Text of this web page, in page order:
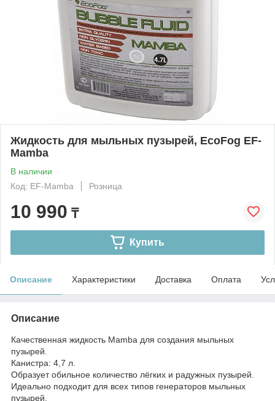
Жидкость для мыльных пузырей, EcoFog EF-
Mamba
В наличии
Код: EF-Mamba
Розница
10 990 ₸
Купить
Описание Характеристики Доставка Оплата
Описание
Качественная жидкость Mamba для создания мыльных
пузырей.
Канистра: 4,7 л.
Образует обильное количество лёгких и радужных пузырей.
Идеально подходит для всех типов генераторов мыльных
пузырей.